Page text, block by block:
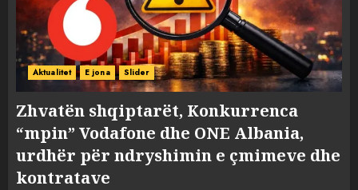
Aktualitet E jona Slider
Zhvatën shqiptarët, Konkurrenca
“mpin” Vodafone dhe ONE Albania,
urdhër për ndryshimin e çmimeve dhe
kontratave